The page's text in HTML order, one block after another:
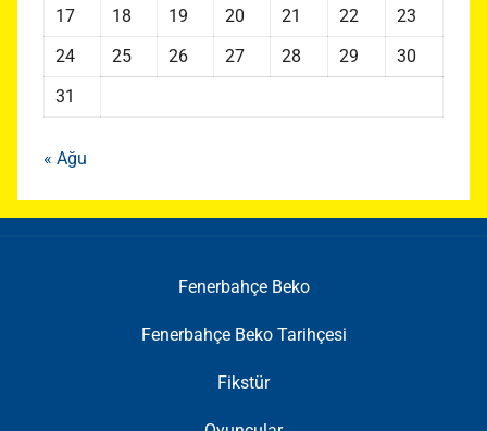
17
18 19 20 21 22
23
24
25 26 27 28 29
30
31
« Ağu
Fenerbahçe Beko
Fenerbahçe Beko Tarihçesi
Fikstür